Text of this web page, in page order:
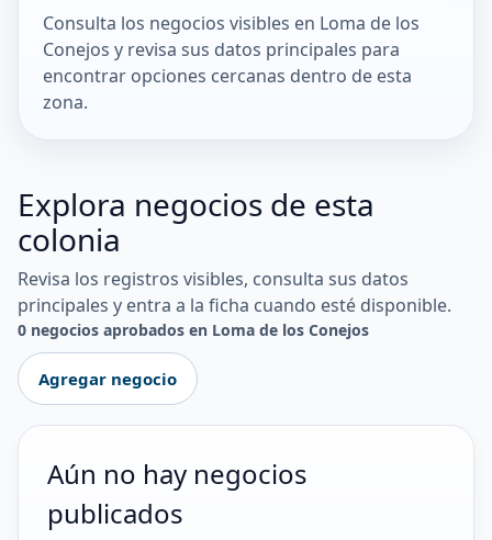
Consulta los negocios visibles en Loma de los
Conejos y revisa sus datos principales para
encontrar opciones cercanas dentro de esta
zona.
Explora negocios de esta
colonia
Revisa los registros visibles, consulta sus datos
principales y entra a la ficha cuando esté disponible.
0 negocios aprobados en Loma de los Conejos
Agregar negocio
Aún no hay negocios
publicados